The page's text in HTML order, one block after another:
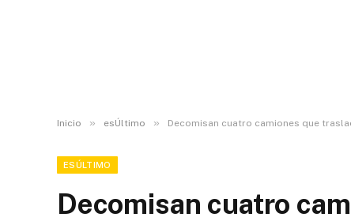
Inicio » esÚltimo » Decomisan cuatro camiones que
ESÚLTIMO
Decomisan cuatro